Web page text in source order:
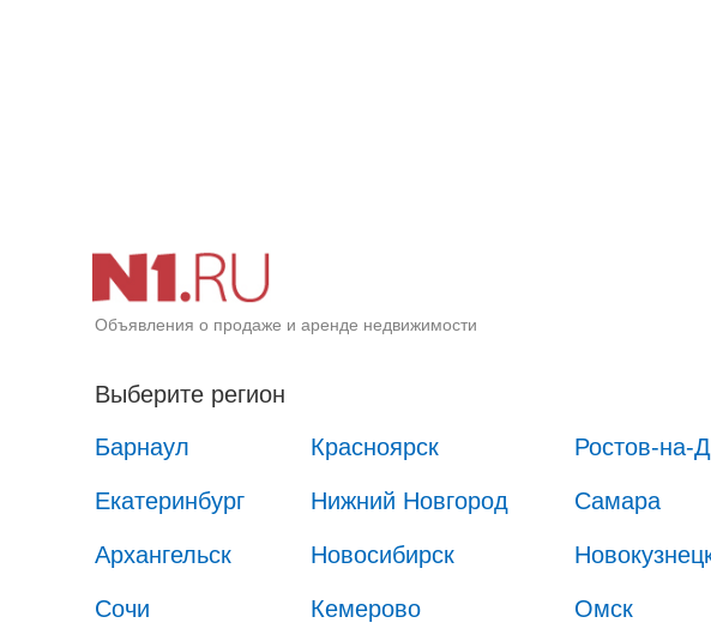
Объявления о продаже и аренде недвижимости
Выберите регион
Барнаул
Красноярск Ростов-на-
Екатеринбург Нижний Новгород Самара
Архангельск Новосибирск
Сочи Кемерово Омск